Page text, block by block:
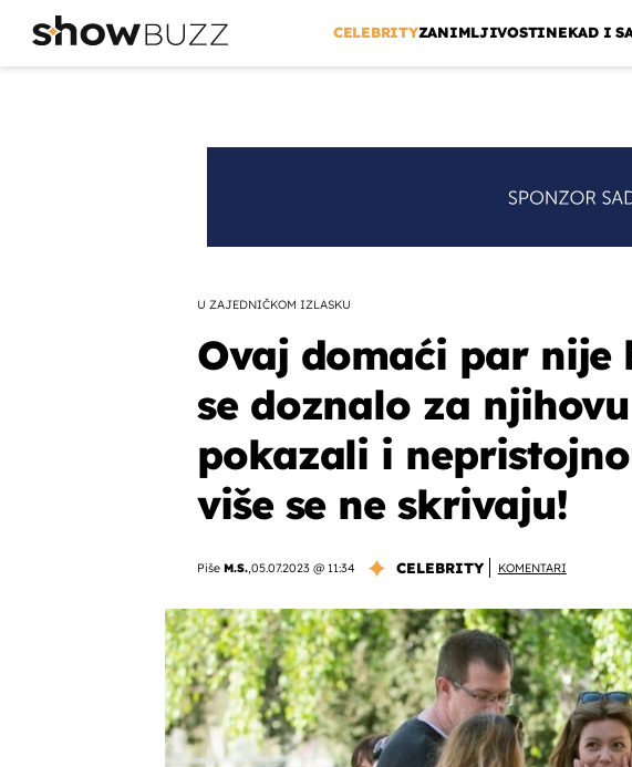
CELEBRITYZANIMLJIVOSTINEKAD I
U ZAJEDNIČKOM IZLASKU
Ovaj domaći par nije
se doznalo za
pokazali i
više se ne skrivaju!
Piše M.S.,05.07.2023 @ 11:34 CELEBRITY KOMENTARI